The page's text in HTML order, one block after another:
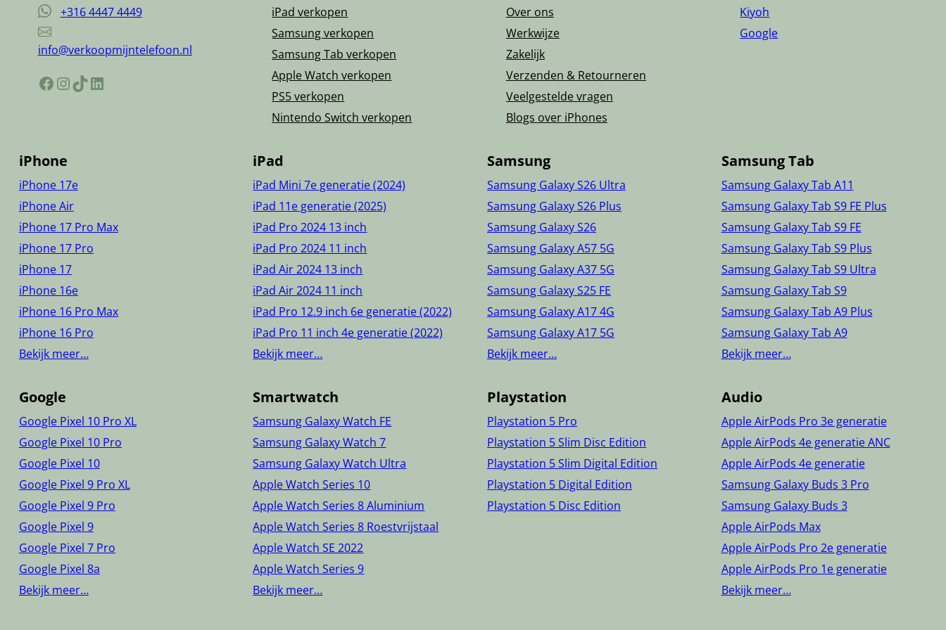
+316 4447 4449
info@verkoopmijntelefoon.nl
Facebook
Instagram
TikTok
LinkedIn
iPad verkopen
Samsung verkopen
Samsung Tab verkopen
Apple Watch verkopen
PS5 verkopen
Nintendo Switch verkopen
Over ons
Werkwijze
Zakelijk
Verzenden & Retourneren
Veelgestelde vragen
Blogs over iPhones
Kiyoh
Google
iPhone
iPhone 17e
iPhone Air
iPhone 17 Pro Max
iPhone 17 Pro
iPhone 17
iPhone 16e
iPhone 16 Pro Max
iPhone 16 Pro
Bekijk meer…
iPad
iPad Mini 7e generatie (2024)
iPad 11e generatie (2025)
iPad Pro 2024 13 inch
iPad Pro 2024 11 inch
iPad Air 2024 13 inch
iPad Air 2024 11 inch
iPad Pro 12.9 inch 6e generatie (2022)
iPad Pro 11 inch 4e generatie (2022)
Bekijk meer…
Samsung
Samsung Galaxy S26 Ultra
Samsung Galaxy S26 Plus
Samsung Galaxy S26
Samsung Galaxy A57 5G
Samsung Galaxy A37 5G
Samsung Galaxy S25 FE
Samsung Galaxy A17 4G
Samsung Galaxy A17 5G
Bekijk meer…
Samsung Tab
Samsung Galaxy Tab A11
Samsung Galaxy Tab S9 FE Plus
Samsung Galaxy Tab S9 FE
Samsung Galaxy Tab S9 Plus
Samsung Galaxy Tab S9 Ultra
Samsung Galaxy Tab S9
Samsung Galaxy Tab A9 Plus
Samsung Galaxy Tab A9
Bekijk meer…
Google
Google Pixel 10 Pro XL
Google Pixel 10 Pro
Google Pixel 10
Google Pixel 9 Pro XL
Google Pixel 9 Pro
Google Pixel 9
Google Pixel 7 Pro
Google Pixel 8a
Bekijk meer…
Smartwatch
Samsung Galaxy Watch FE
Samsung Galaxy Watch 7
Samsung Galaxy Watch Ultra
Apple Watch Series 10
Apple Watch Series 8 Aluminium
Apple Watch Series 8 Roestvrijstaal
Apple Watch SE 2022
Apple Watch Series 9
Bekijk meer…
Playstation
Playstation 5 Pro
Playstation 5 Slim Disc Edition
Playstation 5 Slim Digital Edition
Playstation 5 Digital Edition
Playstation 5 Disc Edition
Audio
Apple AirPods Pro 3e generatie
Apple AirPods 4e generatie ANC
Apple AirPods 4e generatie
Samsung Galaxy Buds 3 Pro
Samsung Galaxy Buds 3
Apple AirPods Max
Apple AirPods Pro 2e generatie
Apple AirPods Pro 1e generatie
Bekijk meer…